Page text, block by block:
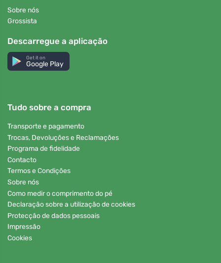
Sobre nós
Grossista
Descarregue a aplicação
Get it on
Google Play
Tudo sobre a compra
Transporte e pagamento
Trocas, Devoluções e Reclamações
Programa de fidelidade
Contacto
Termos e Condições
Sobre nós
Como medir o comprimento do pé
Declaração sobre a utilização de cookies
Protecção de dados pessoais
Impressão
Cookies